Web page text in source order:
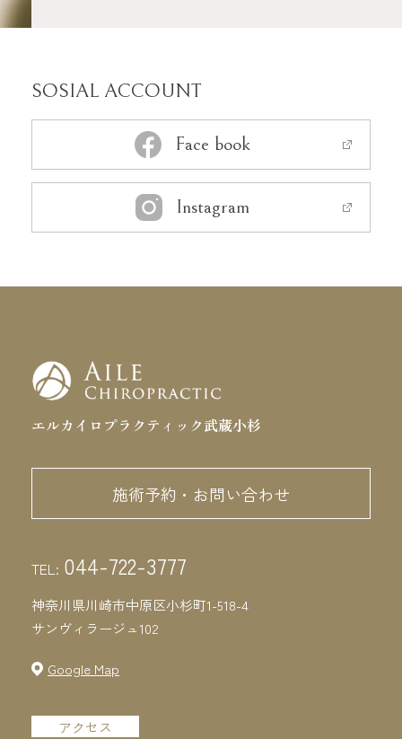
SOSIAL ACCOUNT
Face book
Instagram
エルカイロプラクティック武蔵小杉
施術予約・お問い合わせ
TEL: 044-722-3777
神奈川県川崎市中原区小杉町1-518-4
サンヴィラージュ102
Google Map
アクセス